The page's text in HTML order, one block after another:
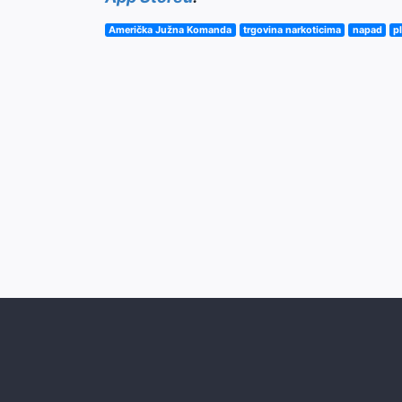
Američka Južna Komanda trgovina narkoticima napad